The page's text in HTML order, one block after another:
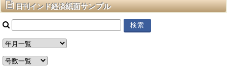
日刊インド経済紙面サンプル